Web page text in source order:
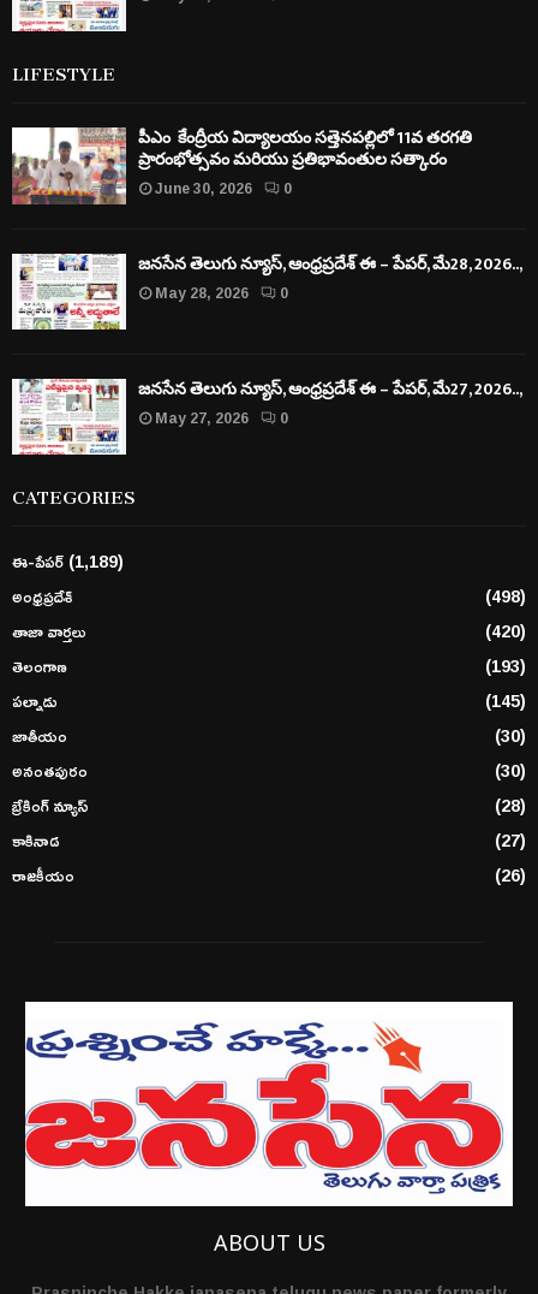
LIFESTYLE
పీఎం కేంద్రీయ విద్యాలయం సత్తెనపల్లిలో 11వ తరగతి
ప్రారంభోత్సవం మరియు ప్రతిభావంతుల సత్కారం
June 30, 2026
0
జనసేన తెలుగు న్యూస్, ఆంధ్రప్రదేశ్ ఈ – పేపర్, మే28, 2026..,
May 28, 2026
0
జనసేన తెలుగు న్యూస్, ఆంధ్రప్రదేశ్ ఈ – పేపర్, మే27, 2026..,
May 27, 2026
0
CATEGORIES
ఈ-పేపర్(1,189)
అంధ్రప్రదేశ్
(498)
తాజా వార్తలు
(420)
తెలంగాణ
(193)
పల్నాడు
(145)
జాతీయం
(30)
అనంతపురం
(30)
బ్రేకింగ్ న్యూస్
(28)
కాకినాడ
(27)
రాజకీయం
(26)
ABOUT US